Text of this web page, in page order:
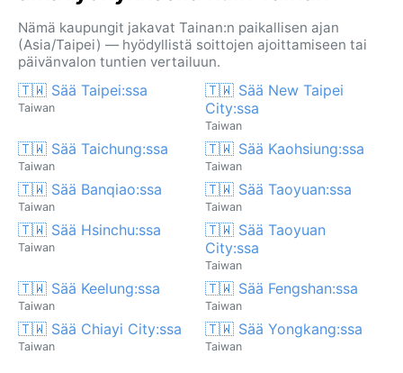
Nämä kaupungit jakavat Tainan:n paikallisen ajan
(Asia/Taipei) — hyödyllistä soittojen ajoittamiseen tai
päivänvalon tuntien vertailuun.
🇹🇼 Sää Taipei:ssa
Taiwan
🇹🇼 Sää New Taipei
City:ssa
Taiwan
🇹🇼 Sää Taichung:ssa
Taiwan
🇹🇼 Sää Kaohsiung:ssa
Taiwan
🇹🇼 Sää Banqiao:ssa
Taiwan
🇹🇼 Sää Taoyuan:ssa
Taiwan
🇹🇼 Sää Hsinchu:ssa
Taiwan
🇹🇼 Sää Taoyuan
City:ssa
Taiwan
🇹🇼 Sää Keelung:ssa
Taiwan
🇹🇼 Sää Fengshan:ssa
Taiwan
🇹🇼 Sää Chiayi City:ssa
Taiwan
🇹🇼 Sää Yongkang:ssa
Taiwan